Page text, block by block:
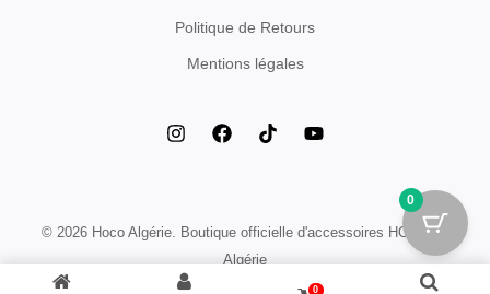
Politique de Retours
Mentions légales
© 2026 Hoco Algérie. Boutique officielle d'accessoires HOCO en
Algérie
0
0